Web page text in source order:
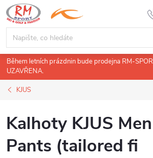
Přejít
na
obsah
Během letních prázdnin bude prodejna RM-
UZAVŘENA.
KJUS
Kalhoty KJUS
Pants (tailored fi